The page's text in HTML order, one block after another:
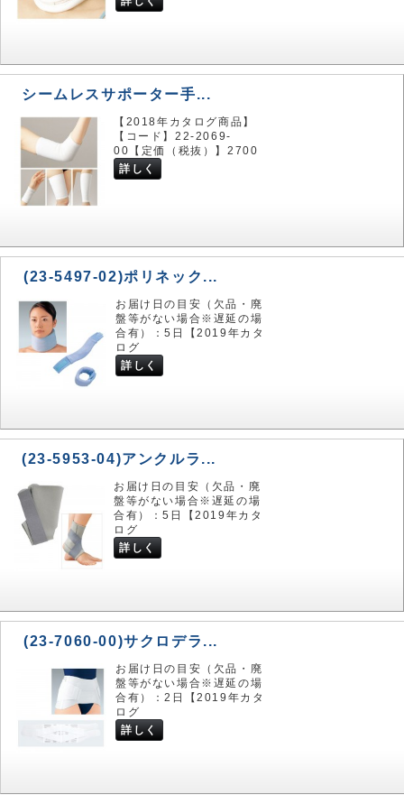
シームレスサポーター手...
【2018年カタログ商品】
【コード】22-2069-
00【定価（税抜）】2700
詳しく
(23-5497-02)ポリネック...
お届け日の目安（欠品・廃
盤等がない場合※遅延の場
合有）：5日【2019年カタ
ログ
詳しく
(23-5953-04)アンクルラ...
お届け日の目安（欠品・廃
盤等がない場合※遅延の場
合有）：5日【2019年カタ
ログ
詳しく
(23-7060-00)サクロデラ...
お届け日の目安（欠品・廃
盤等がない場合※遅延の場
合有）：2日【2019年カタ
ログ
詳しく